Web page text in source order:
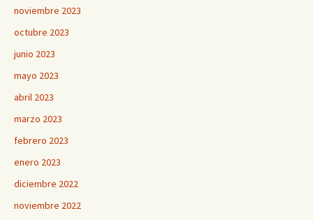
noviembre 2023
octubre 2023
junio 2023
mayo 2023
abril 2023
marzo 2023
febrero 2023
enero 2023
diciembre 2022
noviembre 2022